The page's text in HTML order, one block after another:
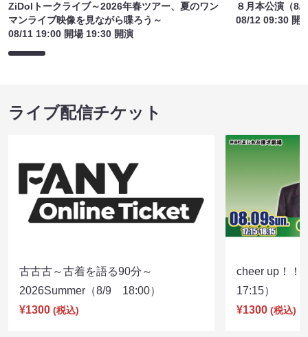
ZiDolトークライブ～2026年春ツアー、夏のワン
マンライブ映像を見ながら喋ろう～
08/11 19:00 開場 19:30 開演
８月本公演（8/
08/12 09:30 開
ライブ配信チケット
古古古～古着を語る90分～
2026Summer（8/9 18:00）
¥1300 (税込)
cheer up！
17:15）
¥1300 (税込)